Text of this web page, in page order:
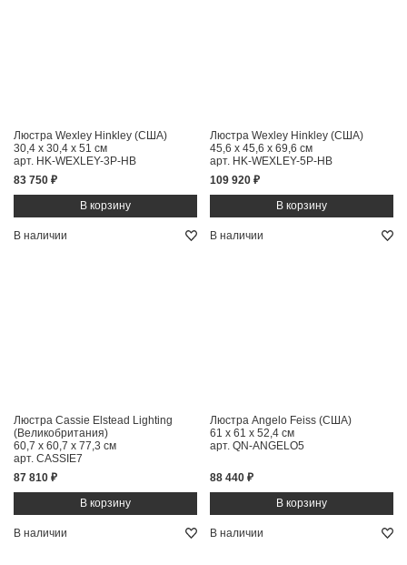
Люстра Wexley Hinkley (США)
30,4 x 30,4 x 51 см
арт. HK-WEXLEY-3P-HB
83 750 ₽
Люстра Wexley Hinkley (США)
45,6 x 45,6 x 69,6 см
арт. HK-WEXLEY-5P-HB
109 920 ₽
В наличии
Люстра Cassie Elstead Lighting
(Великобритания)
60,7 x 60,7 x 77,3 см
арт. CASSIE7
87 810 ₽
В наличии
Люстра Angelo Feiss (США)
61 x 61 x 52,4 см
арт. QN-ANGELO5
88 440 ₽
В наличии В наличии